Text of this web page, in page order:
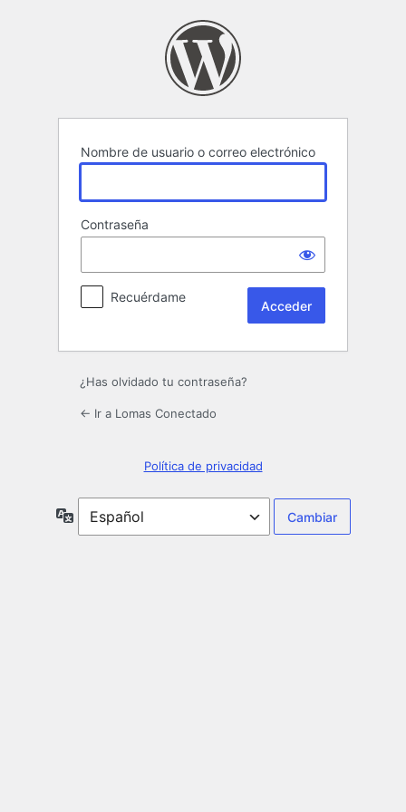
Nombre de usuario o correo electrónico
Contraseña
Recuérdame
¿Has olvidado tu contraseña?
← Ir a Lomas Conectado
Política de privacidad
Idioma